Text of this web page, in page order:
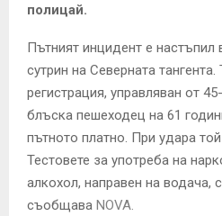
полицай.
Пътният инцидент е настъпил
сутрин на Северната
регистрация, управляван от
блъска пешеходец на 61
пътното платно. При удара той
Тестовете за употреба на
алкохол, направен на водача,
съобщава NOVA